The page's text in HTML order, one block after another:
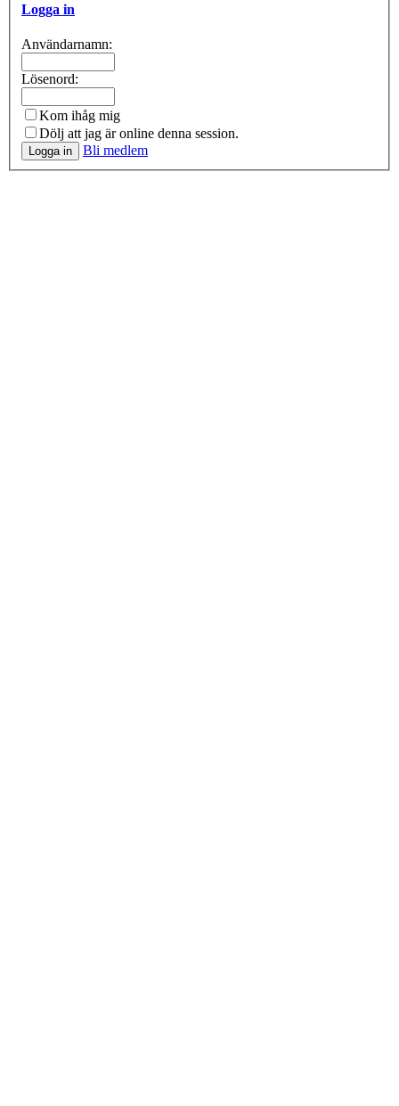
Logga in
Användarnamn:
Lösenord:
Kom ihåg mig
Dölj att jag är online denna session.
Bli medlem